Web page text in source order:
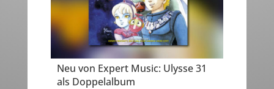
Neu von Expert Music: Ulysse 31
als Doppelalbum